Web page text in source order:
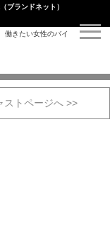
ブランドネット）
働きたい女性のバイ
ストページへ >>